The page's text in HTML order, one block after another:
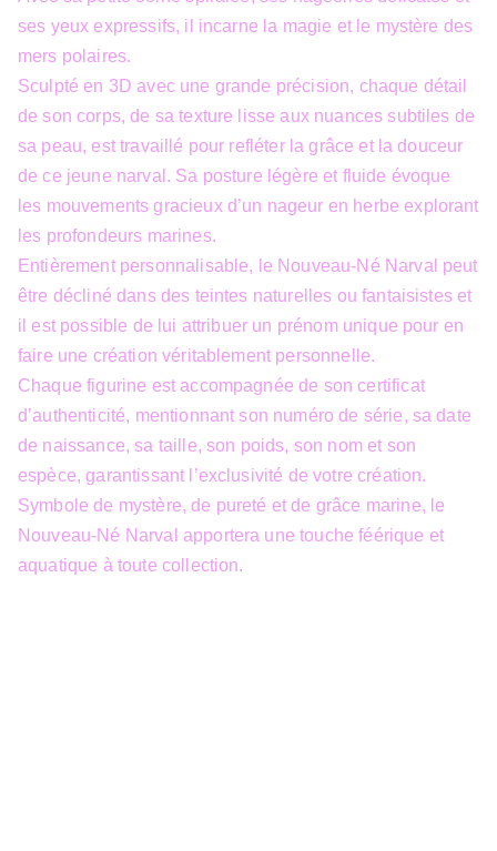
ses yeux expressifs, il incarne la magie et le mystère des
mers polaires.
Sculpté en 3D avec une grande précision, chaque détail
de son corps, de sa texture lisse aux nuances subtiles de
sa peau, est travaillé pour refléter la grâce et la douceur
de ce jeune narval. Sa posture légère et fluide évoque
les mouvements gracieux d’un nageur en herbe explorant
les profondeurs marines.
Entièrement personnalisable, le Nouveau-Né Narval peut
être décliné dans des teintes naturelles ou fantaisistes et
il est possible de lui attribuer un prénom unique pour en
faire une création véritablement personnelle.
Chaque figurine est accompagnée de son certificat
d’authenticité, mentionnant son numéro de série, sa date
de naissance, sa taille, son poids, son nom et son
espèce, garantissant l’exclusivité de votre création.
Symbole de mystère, de pureté et de grâce marine, le
Nouveau-Né Narval apportera une touche féérique et
aquatique à toute collection.